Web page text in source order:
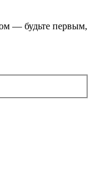
— будьте первым,